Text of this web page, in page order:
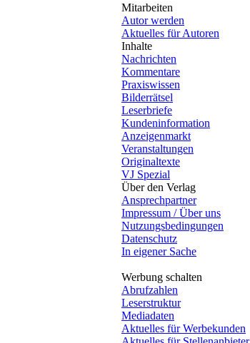
Mitarbeiten
Autor werden
Aktuelles für Autoren
Inhalte
Nachrichten
Kommentare
Praxiswissen
Bilderrätsel
Leserbriefe
Kundeninformation
Anzeigenmarkt
Veranstaltungen
Originaltexte
VJ Spezial
Über den Verlag
Ansprechpartner
Impressum / Über uns
Nutzungsbedingungen
Datenschutz
In eigener Sache
Werbung schalten
Abrufzahlen
Leserstruktur
Mediadaten
Aktuelles für Werbekunden